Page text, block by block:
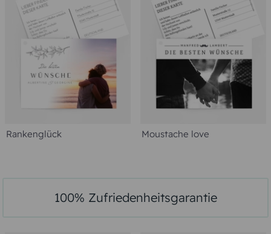
Rankenglück Moustache love
100% Zufriedenheitsgarantie